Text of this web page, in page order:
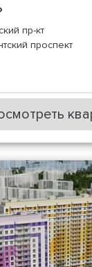
пр-кт
проспект